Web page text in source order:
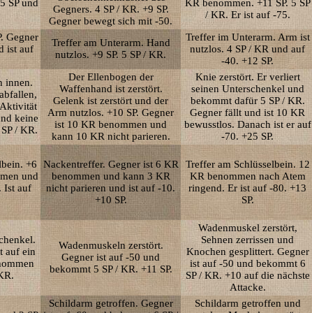
SP und
Gegners. 4 SP / KR. +9 SP.
Gegner bewegt sich mit -50.
KR benommen. +11 SP. 5 SP
/ KR. Er ist auf -75.
Gegner
ist auf
Treffer am Unterarm. Hand
nutzlos. +9 SP. 5 SP / KR.
Treffer im Unterarm. Arm ist
nutzlos. 4 SP / KR und auf
-40. +12 SP.
innen.
keine
/ KR.
Der Ellenbogen der
Waffenhand ist zerstört.
Gelenk ist zerstört und der
Arm nutzlos. +10 SP. Gegner
ist 10 KR benommen und
kann 10 KR nicht parieren.
Knie zerstört. Er verliert
seinen Unterschenkel und
bekommt dafür 5 SP / KR.
Gegner fällt und ist 10 KR
bewusstlos. Danach ist er auf
-70. +25 SP.
+6
und
Ist auf
Nackentreffer. Gegner ist 6 KR
benommen und kann 3 KR
nicht parieren und ist auf -10.
+10 SP.
Treffer am Schlüsselbein. 12
KR benommen nach Atem
ringend. Er ist auf -80. +13
SP.
auf ein
Wadenmuskeln zerstört.
Gegner ist auf -50 und
bekommt 5 SP / KR. +11 SP.
Wadenmuskel zerstört,
Sehnen zerrissen und
Knochen gesplittert. Gegner
ist auf -50 und bekommt 6
SP / KR. +10 auf die nächste
Attacke.
Schildarm getroffen. Gegner
Schildarm getroffen und